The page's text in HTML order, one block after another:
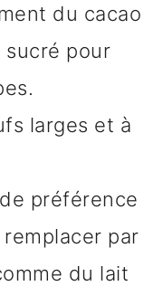
du cacao
sucré pour
larges et à
préférence
par
du lait